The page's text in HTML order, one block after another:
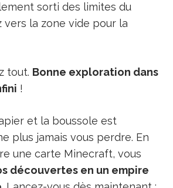
sorti des limites du
vers la zone vide pour la
tout. Bonne exploration dans
!
et la boussole est
plus jamais vous perdre. En
une carte Minecraft, vous
découvertes en un empire